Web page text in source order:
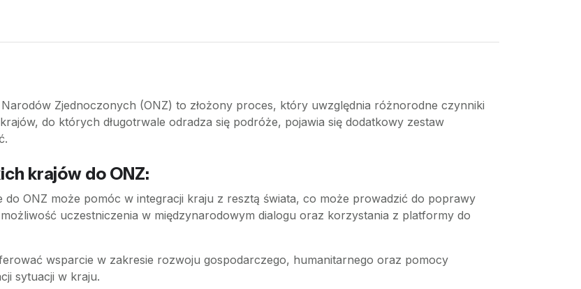
Zjednoczonych (ONZ) to złożony proces, który uwzględnia różnorodne czynniki
do których długotrwale odradza się podróże, pojawia się dodatkowy zestaw
krajów do ONZ:
do ONZ może pomóc w integracji kraju z resztą świata, co może prowadzić do poprawy
uczestniczenia w międzynarodowym dialogu oraz korzystania z platformy do
wsparcie w zakresie rozwoju gospodarczego, humanitarnego oraz pomocy
sytuacji w kraju.